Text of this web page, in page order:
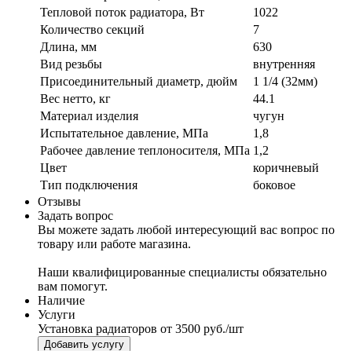
Тепловой поток радиатора, Вт
1022
Количество секций
7
Длина, мм
630
Вид резьбы
внутренняя
Присоединительный диаметр, дюйм
1 1/4 (32мм)
Вес нетто, кг
44.1
Материал изделия
чугун
Испытательное давление, МПа
1,8
Рабочее давление теплоносителя, МПа 1,2
Цвет
коричневый
Тип подключения
боковое
Отзывы
Задать вопрос
Вы можете задать любой интересующий вас вопрос по
товару или работе магазина.
Наши квалифицированные специалисты обязательно
вам помогут.
Наличие
Услуги
Установка радиаторов от 3500 руб./шт
Добавить услугу